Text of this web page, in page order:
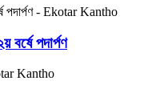
বর্ষে পদার্পণ